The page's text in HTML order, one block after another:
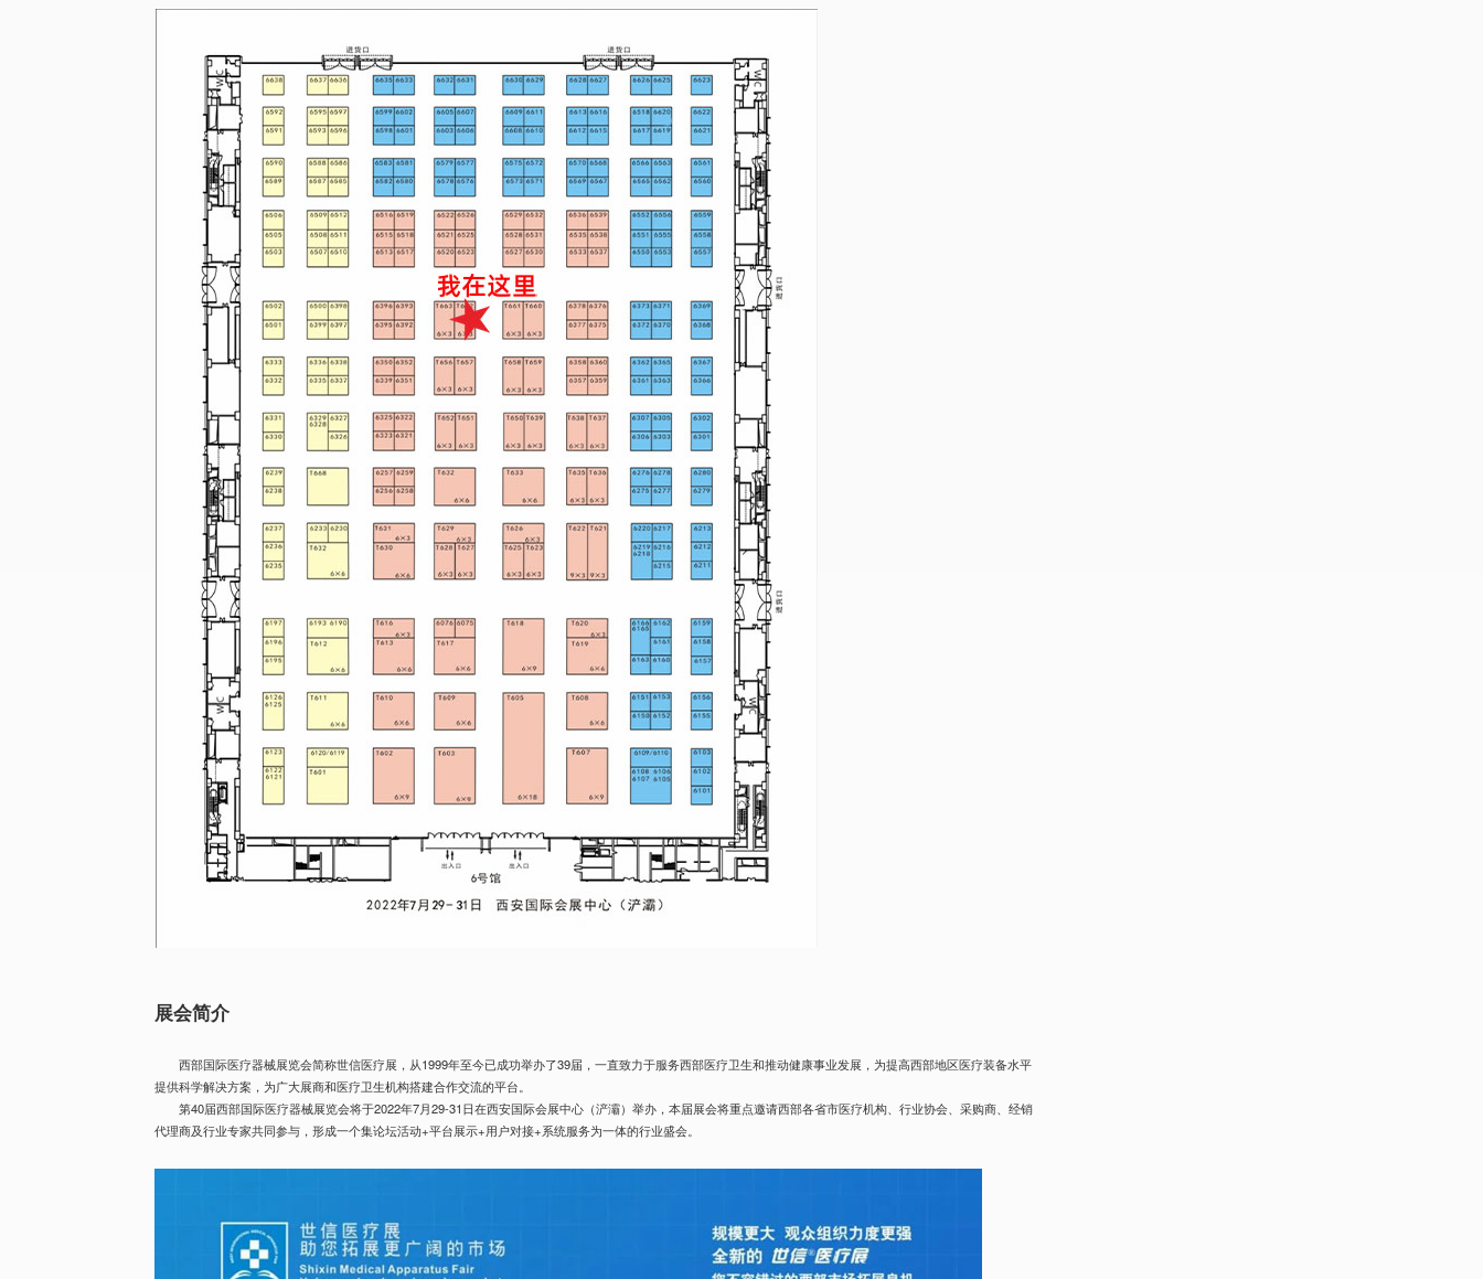
展会简介
西部国际医疗器械展览会简称世信医疗展，从1999年至今已成功举办了39届，一直致力于服务西部医疗卫生和推动健康事业发展，为提高西部地区医疗装备水平
提供科学解决方案，为广大展商和医疗卫生机构搭建合作交流的平台。
第40届西部国际医疗器械展览会将于2022年7月29-31日在西安国际会展中心（浐灞）举办，本届展会将重点邀请西部各省市医疗机构、行业协会、采购商、经销
代理商及行业专家共同参与，形成一个集论坛活动+平台展示+用户对接+系统服务为一体的行业盛会。